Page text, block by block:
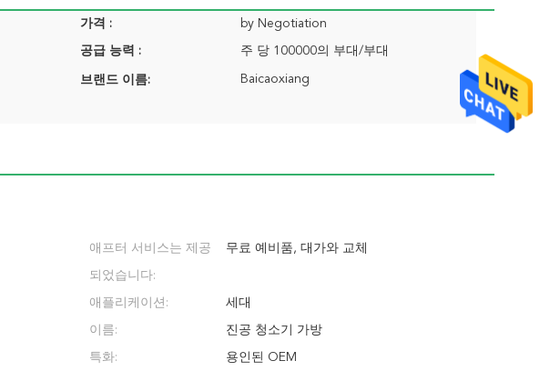
가격 : by Negotiation
공급 능력 : 주 당 100000의 부대/부대
브랜드 이름: Baicaoxiang
애프터 서비스는 제공
되었습니다:
무료 예비품, 대가와 교체
애플리케이션: 세대
이름: 진공 청소기 가방
특화: 용인된 OEM